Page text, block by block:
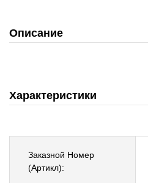
Описание
Характеристики
Заказной Номер
(Артикл):